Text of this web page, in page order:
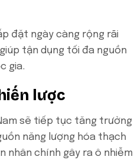
đặt ngày càng rộng rãi
tận dụng tối đa nguồn
gia.
lược
sẽ tiếp tục tăng trưởng
năng lượng hóa thạch
nhân chính gây ra ô nhiễm